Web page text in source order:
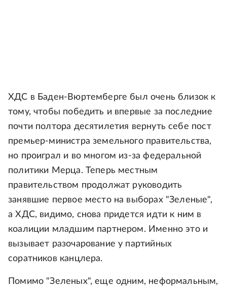
ХДС в Баден-Вюртемберге был очень близок к
тому, чтобы победить и впервые за последние
почти полтора десятилетия вернуть себе пост
премьер-министра земельного правительства,
но проиграл и во многом из-за федеральной
политики Мерца. Теперь местным
правительством продолжат руководить
занявшие первое место на выборах "Зеленые",
а ХДС, видимо, снова придется идти к ним в
коалиции младшим партнером. Именно это и
вызывает разочарование у партийных
соратников канцлера.
Помимо "Зеленых", еще одним, неформальным,